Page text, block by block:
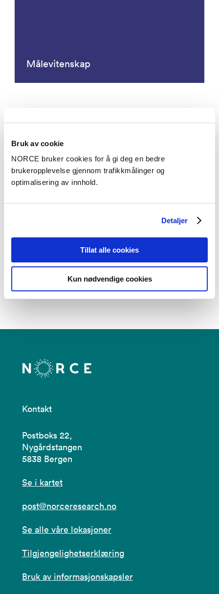
Bruk av cookie
NORCE bruker cookies for å gi deg en bedre
brukeropplevelse gjennom trafikkmålinger og
optimalisering av innhold.
Detaljer
Tillat alle cookies
Kun nødvendige cookies
Målevitenskap
Relevante testsentre og
laboratorier
NORCE Flerfaserigg
Kontakt
Postboks 22,
Nygårdstangen
5838 Bergen
Se i kartet
post@norceresearch.no
Se alle våre lokasjoner
Tilgjengelighetserklæring
Bruk av informasjonskapsler